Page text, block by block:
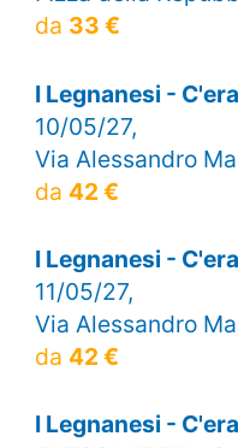
da 33 €
I Legnanesi -
10/05/27,
Via Alessandro
da 42 €
I Legnanesi -
11/05/27,
Via Alessandro
da 42 €
I Legnanesi -